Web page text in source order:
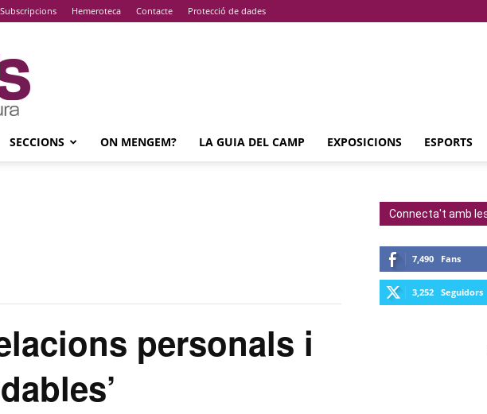
Subscripcions Hemeroteca Contacte Protecció de dades
SECCIONS ON MENGEM? LA GUIA DEL CAMP EXPOSICIONS ESPORTS
personals i
Connecta't amb
7,490 Fans
3,252 Seguidors